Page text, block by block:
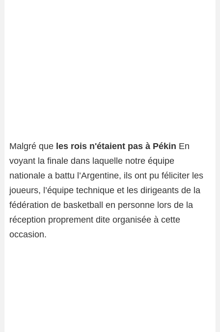
Malgré que les rois n'étaient pas à Pékin En
voyant la finale dans laquelle notre équipe
nationale a battu l’Argentine, ils ont pu féliciter les
joueurs, l’équipe technique et les dirigeants de la
fédération de basketball en personne lors de la
réception proprement dite organisée à cette
occasion.